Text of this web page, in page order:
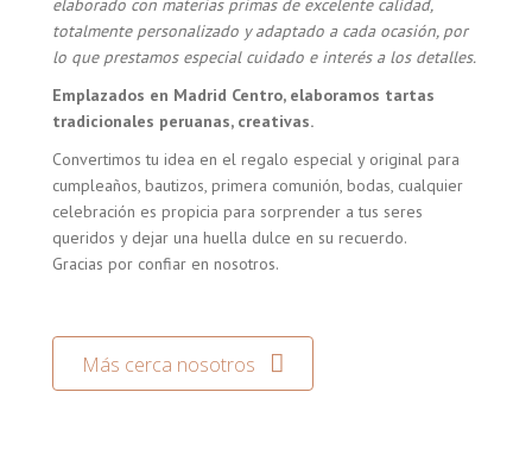
totalmente personalizado y adaptado a cada ocasión, por
lo que prestamos especial cuidado e interés a los detalles.
Emplazados en Madrid Centro, elaboramos tartas
tradicionales peruanas, creativas.
Convertimos tu idea en el regalo especial y original para
cumpleaños, bautizos, primera comunión, bodas, cualquier
celebración es propicia para sorprender a tus seres
queridos y dejar una huella dulce en su recuerdo.
Gracias por confiar en nosotros.
Más cerca nosotros